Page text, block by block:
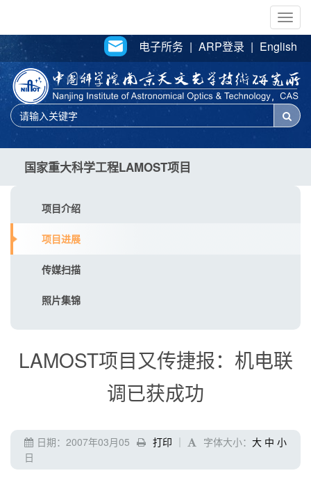
电子所务 | ARP登录 | English
国家重大科学工程LAMOST项目
项目介绍
项目进展
传媒扫描
照片集锦
LAMOST项目又传捷报：机电联
调已获成功
打印 ｜ 字体大小： 大 中 小
日期：2007年03月05
日